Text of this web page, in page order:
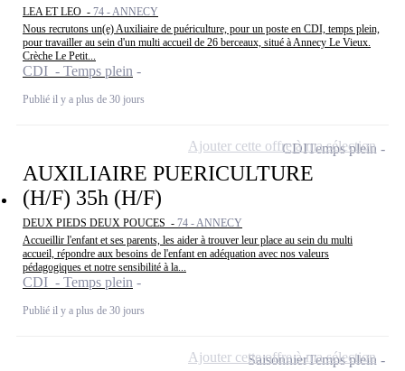
LEA ET LEO - 74 - ANNECY
Nous recrutons un(e) Auxiliaire de puériculture, pour un poste en CDI, temps plein,
pour travailler au sein d'un multi accueil de 26 berceaux, situé à Annecy Le Vieux.
Crèche Le Petit...
CDI - Temps plein
Publié il y a plus de 30 jours
AUXILIAIRE PUERICULTURE
(H/F) 35h (H/F)
DEUX PIEDS DEUX POUCES - 74 - ANNECY
Accueillir l'enfant et ses parents, les aider à trouver leur place au sein du multi
accueil, répondre aux besoins de l'enfant en adéquation avec nos valeurs
pédagogiques et notre sensibilité à la...
CDI - Temps plein
Publié il y a plus de 30 jours
CDITemps plein
Ajouter cette offre à ma sélection
SaisonnierTemps plein
Ajouter cette offre à ma sélection